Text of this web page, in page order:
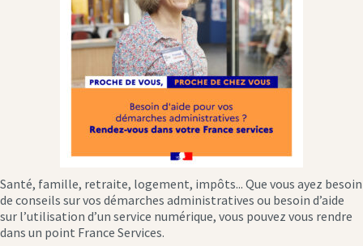
Santé, famille, retraite, logement, impôts... Que vous ayez besoin
de conseils sur vos démarches administratives ou besoin d’aide
sur l’utilisation d’un service numérique, vous pouvez vous rendre
dans un point France Services.